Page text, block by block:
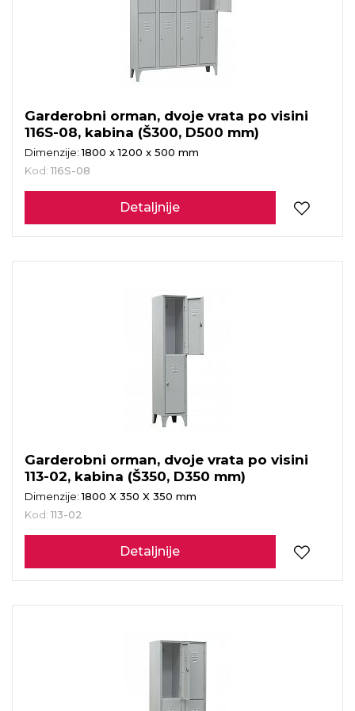
Garderobni orman, dvoje vrata po visini
116S-08, kabina (Š300, D500 mm)
Dimenzije:1800 x 1200 x 500 mm
Kod:116S-08
Detaljnije
Garderobni orman, dvoje vrata po visini
113-02, kabina (Š350, D350 mm)
Dimenzije:1800 X 350 X 350 mm
Kod:113-02
Detaljnije